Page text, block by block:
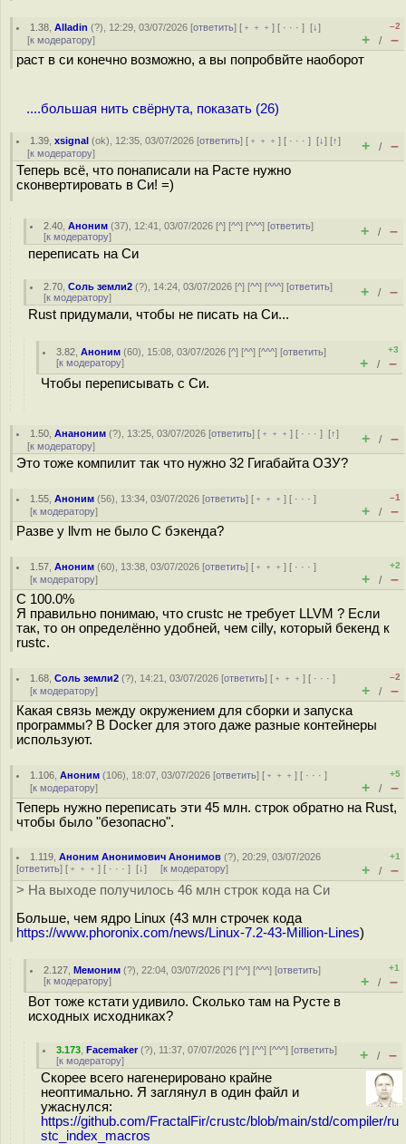
1.38 ,Alladin (?), 12:29, 03/07/2026 [ответить] [ ﹢﹢﹢] [ · · ·][↓]
[к модератору]
–2
+ / –
раст в си конечно возможно, а вы попробвйте наоборот
....большая нить свёрнута, показать (26)
1.39 ,xsignal (ok), 12:35, 03/07/2026 [ответить] [ ﹢﹢﹢] [ · · ·][↓] [↑]
[к модератору] + / –
Теперь всё, что понаписали на Расте нужно
сконвертировать в Си! =)
2.40 ,Аноним (37), 12:41, 03/07/2026 [^] [^^] [^^^] [ответить]
[к модератору] + / –
переписать на Си
2.70 ,Соль земли2 (?), 14:24, 03/07/2026 [^] [^^] [^^^] [ответить]
[к модератору] + / –
Rust придумали, чтобы не писать на Си...
3.82 ,Аноним (60), 15:08, 03/07/2026 [^] [^^] [^^^] [ответить]
[к модератору]
+3
+ / –
Чтобы переписывать с Си.
1.50 ,Ананоним (?), 13:25, 03/07/2026 [ответить] [ ﹢﹢﹢] [ · · ·][↑]
[к модератору] + / –
Это тоже компилит так что нужно 32 Гигабайта ОЗУ?
1.55 ,Аноним (56), 13:34, 03/07/2026 [ответить] [ ﹢﹢﹢] [ · · ·]
[к модератору]
–1
+ / –
Разве у llvm не было C бэкенда?
1.57 ,Аноним (60), 13:38, 03/07/2026 [ответить] [ ﹢﹢﹢] [ · · ·]
[к модератору]
+2
+ / –
C 100.0%
Я правильно понимаю, что crustc не требует LLVM ? Если
так, то он определённо удобней, чем cilly, который бекенд к
rustc.
1.68 ,Соль земли2 (?), 14:21, 03/07/2026 [ответить] [ ﹢﹢﹢] [ · · ·]
[к модератору]
–2
+ / –
Какая связь между окружением для сборки и запуска
программы? В Docker для этого даже разные контейнеры
используют.
1.106 ,Аноним (106), 18:07, 03/07/2026 [ответить] [ ﹢﹢﹢] [ · · ·]
[к модератору]
+5
+ / –
Теперь нужно переписать эти 45 млн. строк обратно на Rust,
чтобы было "безопасно".
1.119 ,Аноним Анонимович Анонимов (?), 20:29, 03/07/2026
[ответить] [ ﹢﹢﹢ ] [ · · · ] [↓] [к модератору]
+1
+ / –
> На выходе получилось 46 млн строк кода на Си
Больше, чем ядро Linux (43 млн строчек кода
https://www.phoronix.com/news/Linux-7.2-43-Million-Lines)
2.127 ,Мемоним (?), 22:04, 03/07/2026 [^] [^^] [^^^] [ответить]
[к модератору]
+1
+ / –
Вот тоже кстати удивило. Сколько там на Русте в
исходных исходниках?
3.173 ,Facemaker(?), 11:37, 07/07/2026 [^] [^^] [^^^] [ответить]
[к модератору] + / –
Скорее всего нагенерировано крайне
неоптимально. Я заглянул в один файл и
ужаснулся:
https://github.com/FractalFir/crustc/blob/main/std/compiler/ru
stc_index_macros